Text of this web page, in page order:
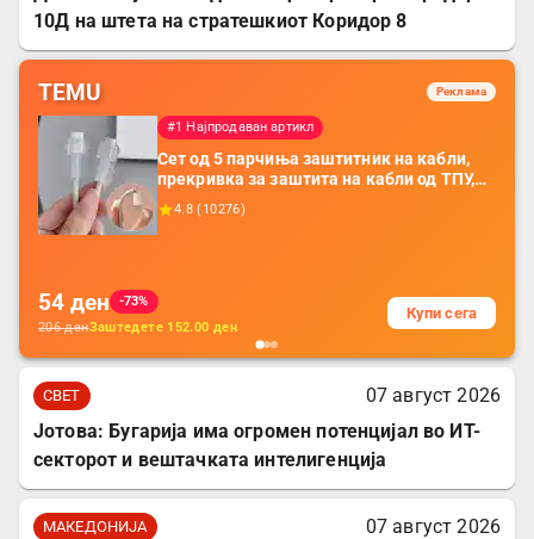
10Д на штета на стратешкиот Коридор 8
TEMU Реклама
#1 Најпродаван артикл
Сет од 5 парчиња заштитник на кабли,
прекривка за заштита на кабли од ТПУ,
додатоци за заштита на кабли, без
батерија, за мобилни телефони, комплет
4.8 (10276)
54 ден
-73%
206денЗаштедете 152.00 ден
Купи сега
СВЕТ
07 август 2026
Јотова: Бугарија има огромен потенцијал во ИТ-
секторот и вештачката интелигенција
МАКЕДОНИЈА 07 август 2026